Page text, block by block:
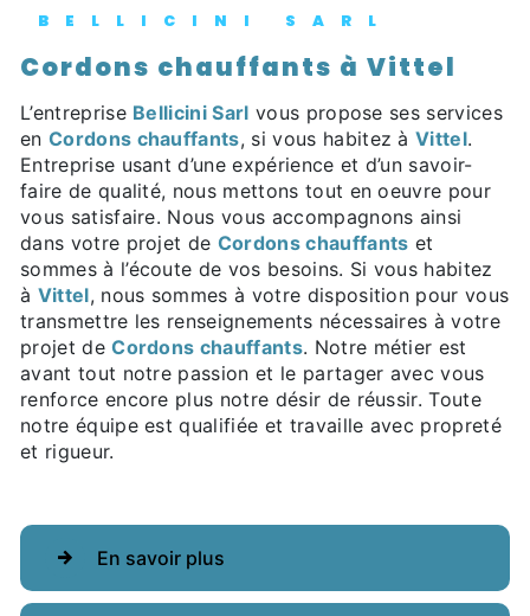
BELLICINI SARL
Cordons chauffants à Vittel
L’entreprise Bellicini Sarl vous propose ses services
en Cordons chauffants, si vous habitez àVittel.
Entreprise usant d’une expérience et d’un savoir-
faire de qualité, nous mettons tout en oeuvre pour
vous satisfaire. Nous vous accompagnons ainsi
dans votre projet de Cordons chauffants et
sommes à l’écoute de vos besoins. Si vous habitez
à Vittel, nous sommes à votre disposition pour vous
transmettre les renseignements nécessaires à votre
projet deCordons chauffants. Notre métier est
avant tout notre passion et le partager avec vous
renforce encore plus notre désir de réussir. Toute
notre équipe est qualifiée et travaille avec propreté
et rigueur.
En savoir plus